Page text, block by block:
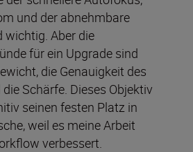
und der abnehmbare
wichtig. Aber die
für ein Upgrade sind
die Genauigkeit des
Schärfe. Dieses Objektiv
seinen festen Platz in
weil es meine Arbeit
verbessert.